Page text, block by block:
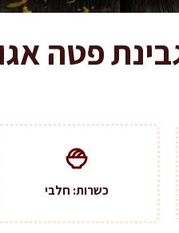
פטה
כשרות: חלבי